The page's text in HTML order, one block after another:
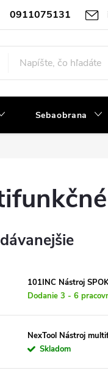
0911075131
program Slovník pojmov
Sebaobrana
101INC Nástroj
Dodanie 3 - 6
NexTool Nástroj
Skladom